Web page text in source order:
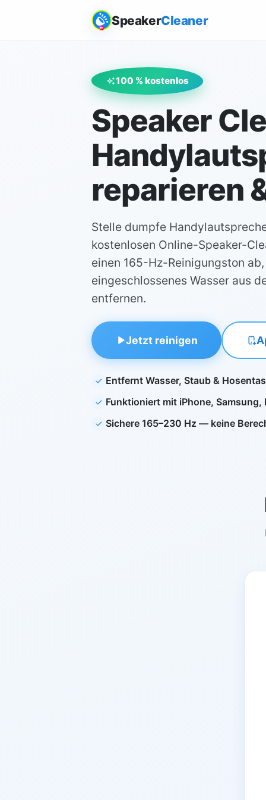
SpeakerCleaner
100 % kostenlos
Speaker
reparieren
Stelle dumpfe
kostenlosen Online-Speaker-
einen 165-Hz-Reinigungston
eingeschlossenes Wasser aus
entfernen.
Jetzt reinigen
Entfernt Wasser, Staub &
Funktioniert mit iPhone,
Sichere 165–230 Hz — keine